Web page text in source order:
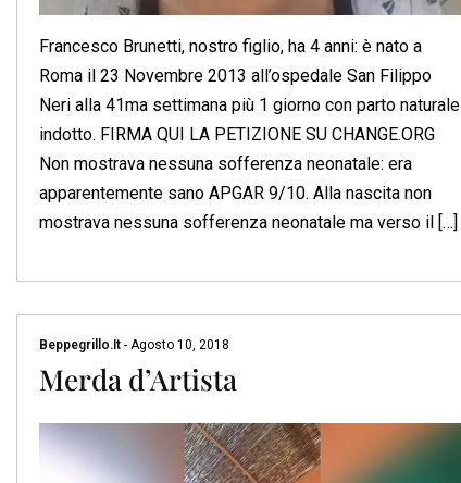
Francesco Brunetti, nostro figlio, ha 4 anni: è nato a
Roma il 23 Novembre 2013 all’ospedale San Filippo
Neri alla 41ma settimana più 1 giorno con parto naturale
indotto. FIRMA QUI LA PETIZIONE SU CHANGE.ORG
Non mostrava nessuna sofferenza neonatale: era
apparentemente sano APGAR 9/10. Alla nascita non
mostrava nessuna sofferenza neonatale ma verso il […]
Beppegrillo.it -Agosto 10, 2018
Merda d’Artista